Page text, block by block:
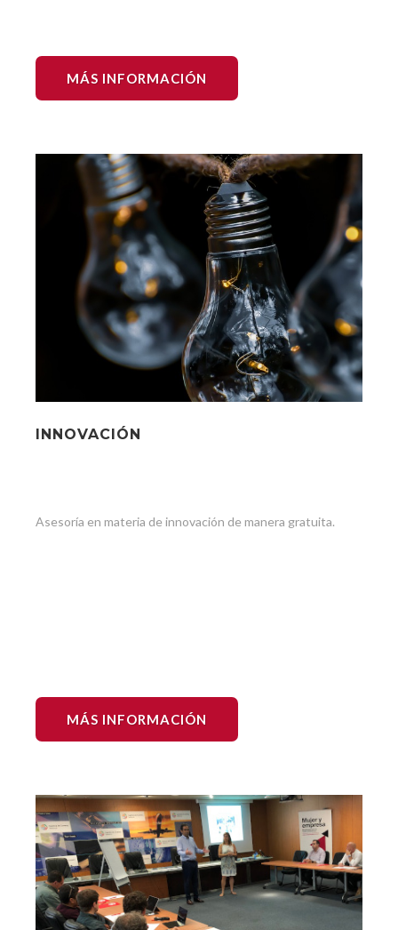
MÁS INFORMACIÓN
INNOVACIÓN
Asesoría en materia de innovación de manera gratuita.
MÁS INFORMACIÓN